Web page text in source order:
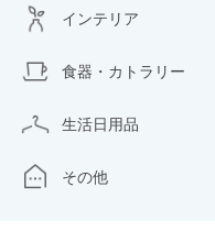
インテリア
食器・カトラリー
生活日用品
その他